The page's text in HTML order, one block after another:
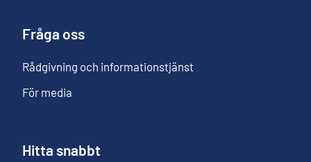
Fråga oss
Rådgivning och informationstjänst
För media
Hitta snabbt